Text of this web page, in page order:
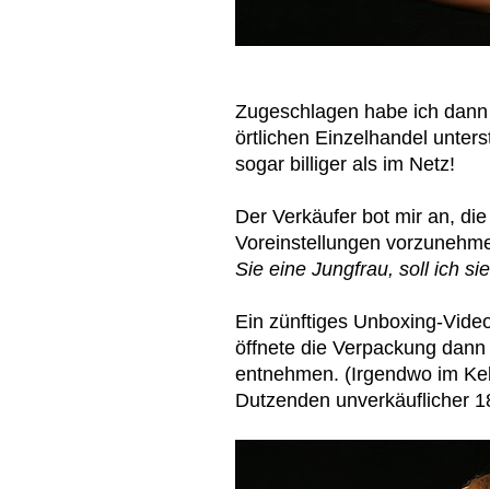
Zugeschlagen habe ich
örtlichen Einzelhandel
sogar billiger als im Netz!
Der Verkäufer bot mir an,
Voreinstellungen
Sie eine Jungfrau, soll ich
Ein zünftiges Unboxing-
öffnete die Verpackung
entnehmen. (Irgendwo im
Dutzenden unverkäuflicher